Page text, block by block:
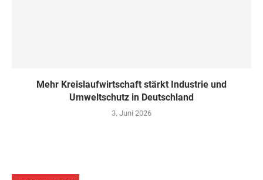
Mehr Kreislaufwirtschaft stärkt Industrie und
Umweltschutz in Deutschland
3. Juni 2026